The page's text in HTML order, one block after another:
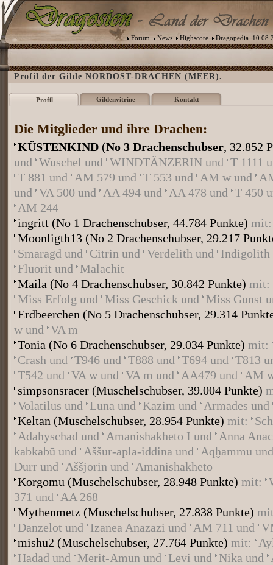
Forum News Highscore Dragopedia
Profil der Gilde NORDOST-DRACHEN (MEER).
Profil Gildenvitrine Kontakt
Die Mitglieder und ihre Drachen:
KÜSTENKIND (No 3 Drachenschubser, 32.852
und Wuschel und WINDTÄNZERIN und T 1111
T 881 und AM 579 und T 553 und AM w und
und VA 500 und AA 494 und AA 478 und T 450
AM 244
ingritt (No 1 Drachenschubser, 44.784 Punkte)
Moonligth13 (No 2 Drachenschubser, 29.217
Smaragd und Citrin und Verdelith und Indigolith
Fluorit und Malachit
Maila (No 4 Drachenschubser, 30.842 Punkte) mit:
Miss Erfolg und Miss Geschick und Miss Gunst
Erdbeerchen (No 5 Drachenschubser, 29.314
w und VA m
Tonia (No 6 Drachenschubser, 29.034 Punkte) mit:
Crash und T946 und T888 und T694 und T813
T542 und VA w und VA m und AA479 und
AM
simpsonsracer (Muschelschubser, 39.004 Punkte)
Volatilus und Luna und Kazim und Armades und
Keltan (Muschelschubser, 28.954 Punkte) mit:
Adahyschad und Amanishakheto I und
Anna
kabkabū und Aššur-apla-iddina und Aqḫammu
Durr und Aššjorin und
Amanishakheto
Korgomu (Muschelschubser, 28.948 Punkte) mit:
371 und
AA 268
Mythenmetz (Muschelschubser, 27.838 Punkte)
Danzelot und Izanea Anazazi und AM 711 und
mishu2 (Muschelschubser, 27.764 Punkte) mit:
Hadad und Merit-Amun und Levi und Nika und